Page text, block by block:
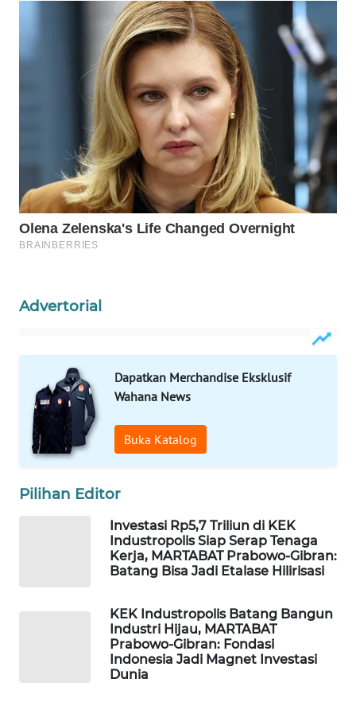
Advertorial
Dapatkan Merchandise Eksklusif
Wahana News
Buka Katalog
Pilihan Editor
Investasi Rp5,7 Triliun di KEK
Industropolis Siap Serap Tenaga
Kerja, MARTABAT Prabowo-Gibran:
Batang Bisa Jadi Etalase Hilirisasi
KEK Industropolis Batang Bangun
Industri Hijau, MARTABAT
Prabowo-Gibran: Fondasi
Indonesia Jadi Magnet Investasi
Dunia
INFRASTRUKTUR
WAHANA
LISTRIK
WAHANA
TRAVEL
ID
WAHANANEWS
CO ID
WAHANANEWS
WAHANA
UMKM